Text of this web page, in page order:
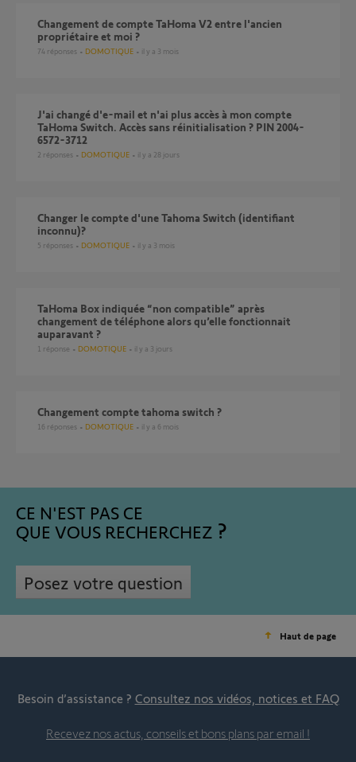
Changement de compte TaHoma V2 entre l'ancien
propriétaire et moi ?
74 réponses DOMOTIQUE il y a 3 mois
J'ai changé d'e-mail et n'ai plus accès à mon compte
TaHoma Switch. Accès sans réinitialisation ? PIN 2004-
6572-3712
2 réponses DOMOTIQUE il y a 28 jours
Changer le compte d'une Tahoma Switch (identifiant
inconnu)?
5 réponses DOMOTIQUE il y a 3 mois
TaHoma Box indiquée “non compatible” après
changement de téléphone alors qu’elle fonctionnait
auparavant ?
1 réponse DOMOTIQUE il y a 3 jours
Changement compte tahoma switch ?
16 réponses DOMOTIQUE il y a 6 mois
CE N'EST PAS CE
QUE VOUS RECHERCHEZ
Posez votre question
Haut de page
Besoin d’assistance ? Consultez nos vidéos, notices et FAQ
Recevez nos actus, conseils et bons plans par email !